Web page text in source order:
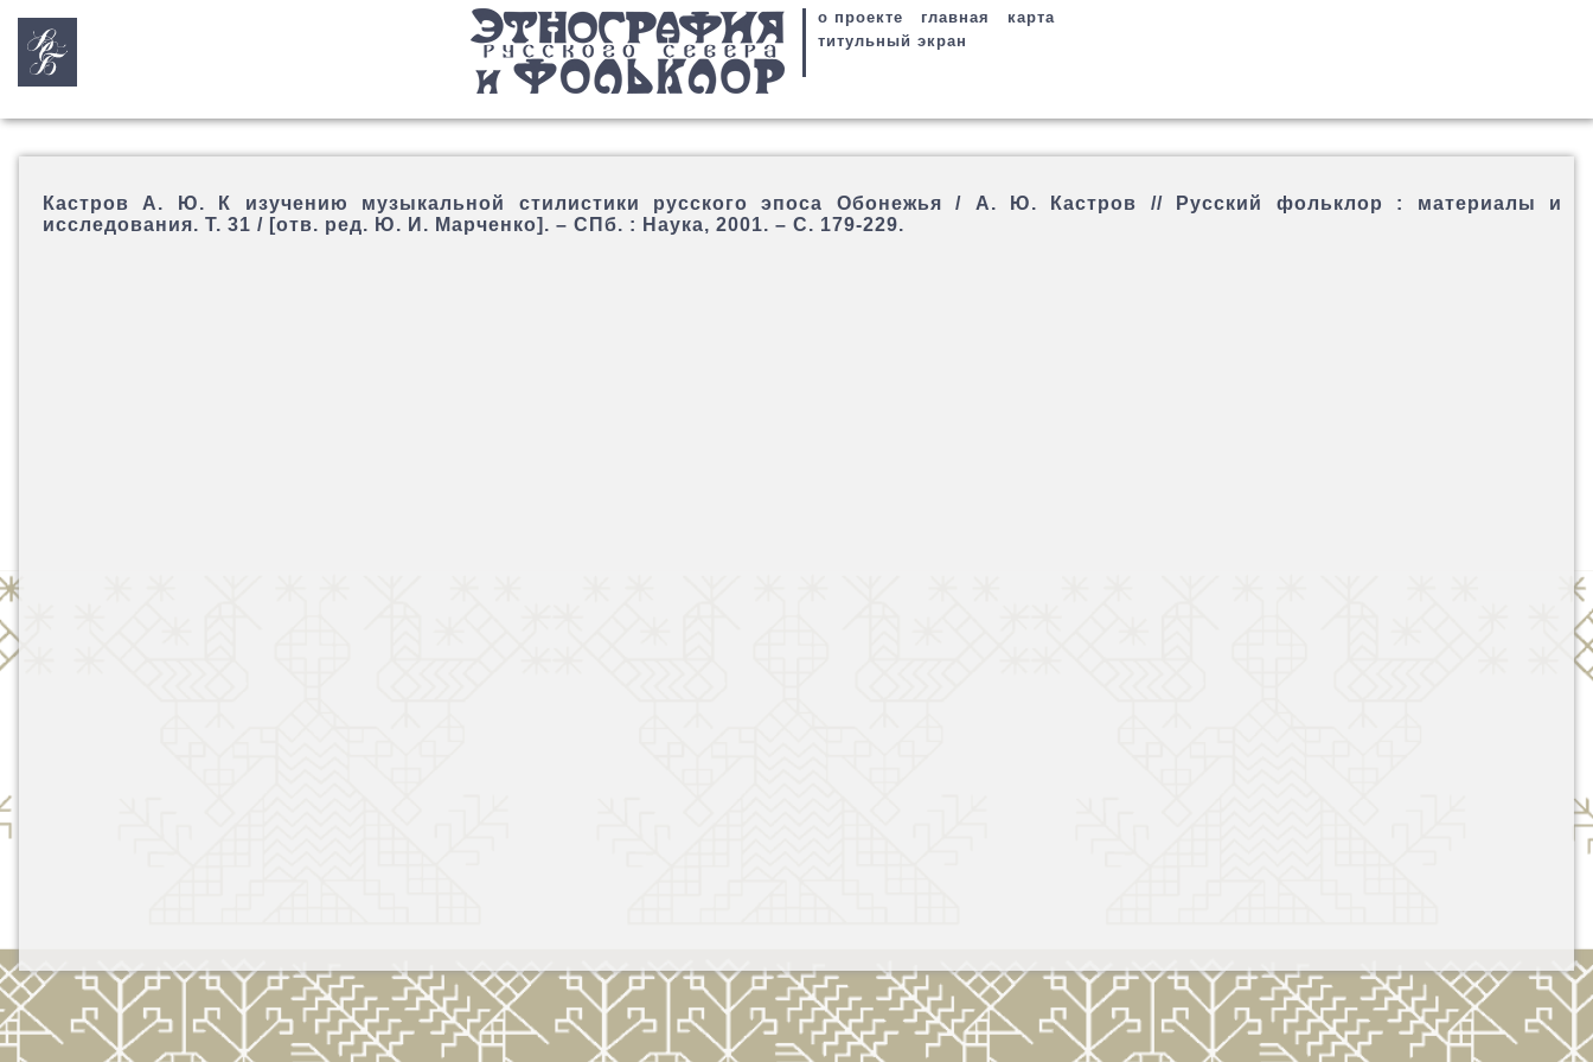
о проекте главная
карта
титульный экран
Кастров А. Ю. К изучению музыкальной стилистики русского эпоса Обонежья / А. Ю. Кастров // Русский фольклор : материалы и
исследования. Т. 31 / [отв. ред. Ю. И. Марченко]. – СПб. : Наука, 2001. – С. 179-229.